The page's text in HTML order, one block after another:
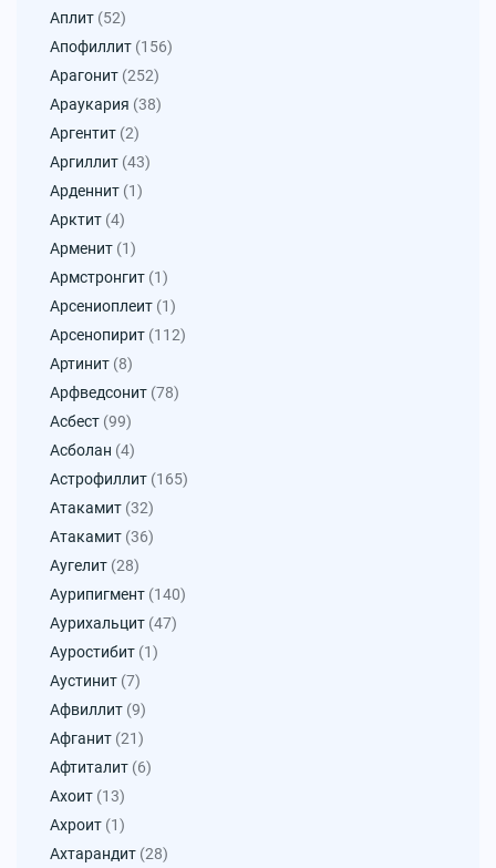
Аплит (52)
Апофиллит (156)
Арагонит (252)
Араукария (38)
Аргентит (2)
Аргиллит (43)
Арденнит (1)
Арктит (4)
Арменит (1)
Армстронгит (1)
Арсениоплеит (1)
Арсенопирит (112)
Артинит (8)
Арфведсонит (78)
Асбест (99)
Асболан (4)
Астрофиллит (165)
Атакамит (32)
Атакамит (36)
Аугелит (28)
Аурипигмент (140)
Аурихальцит (47)
Ауростибит (1)
Аустинит (7)
Афвиллит (9)
Афганит (21)
Афтиталит (6)
Ахоит (13)
Ахроит (1)
Ахтарандит (28)